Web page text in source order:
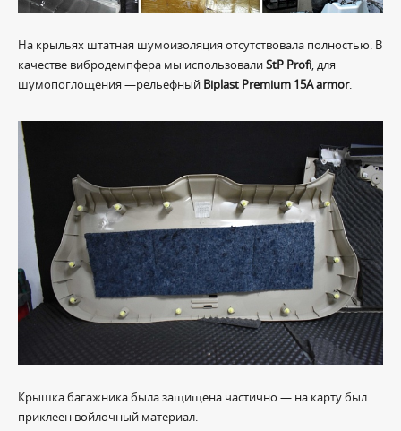
На крыльях штатная шумоизоляция отсутствовала полностью. В
качестве вибродемпфера мы использовалиStP Profi, для
шумопоглощения —рельефный Biplast Premium 15A armor.
Крышка багажника была защищена частично — на карту был
приклеен войлочный материал.